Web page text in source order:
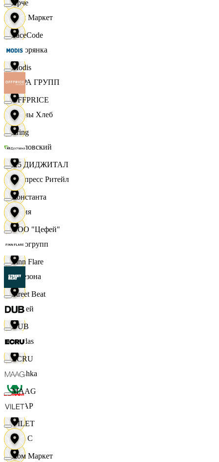
Хом Маркет
Хуторянка
ЦЕРА ГРУПП
Челны Хлеб
Чкаловский
Экспресс Ритейл
Юлия
Яркогрупп
4 Сезона
7 дней
Adidas
Bershka
СПАР
M A C
Ярче
FaceCode
Modis
OFFPRICE
string
X5 ДИДЖИТАЛ
Константа
ООО "Цефей"
Finn Flare
Street Beat
DUB
ECRU
MAAG
VILET
Хом Маркет